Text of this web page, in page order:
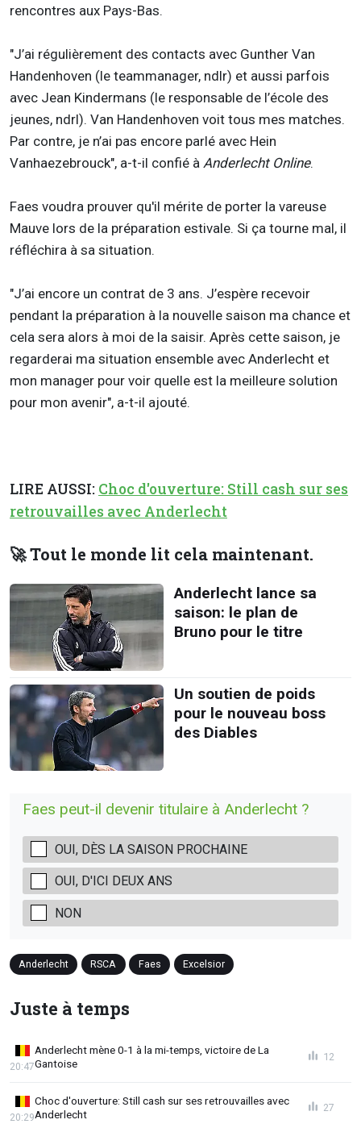
rencontres aux Pays-Bas.
"J’ai régulièrement des contacts avec Gunther Van
Handenhoven (le teammanager, ndlr) et aussi parfois
avec Jean Kindermans (le responsable de l’école des
jeunes, ndrl). Van Handenhoven voit tous mes matches.
Par contre, je n’ai pas encore parlé avec Hein
Vanhaezebrouck", a-t-il confié à Anderlecht Online.
Faes voudra prouver qu'il mérite de porter la vareuse
Mauve lors de la préparation estivale. Si ça tourne mal, il
réfléchira à sa situation.
"J’ai encore un contrat de 3 ans. J’espère recevoir
pendant la préparation à la nouvelle saison ma chance et
cela sera alors à moi de la saisir. Après cette saison, je
regarderai ma situation ensemble avec Anderlecht et
mon manager pour voir quelle est la meilleure solution
pour mon avenir", a-t-il ajouté.
LIRE AUSSI: Choc d'ouverture: Still cash sur ses
retrouvailles avec Anderlecht
🚀 Tout le monde lit cela maintenant.
Anderlecht lance sa
saison: le plan de
Bruno pour le titre
Un soutien de poids
pour le nouveau boss
des Diables
Faes peut-il devenir titulaire à Anderlecht ?
OUI, DÈS LA SAISON PROCHAINE
OUI, D'ICI DEUX ANS
NON
Anderlecht RSCA Faes Excelsior
Juste à temps
Anderlecht mène 0-1 à la mi-temps, victoire de La
Gantoise
20:47
12
Choc d'ouverture: Still cash sur ses retrouvailles avec
Anderlecht
20:29
27